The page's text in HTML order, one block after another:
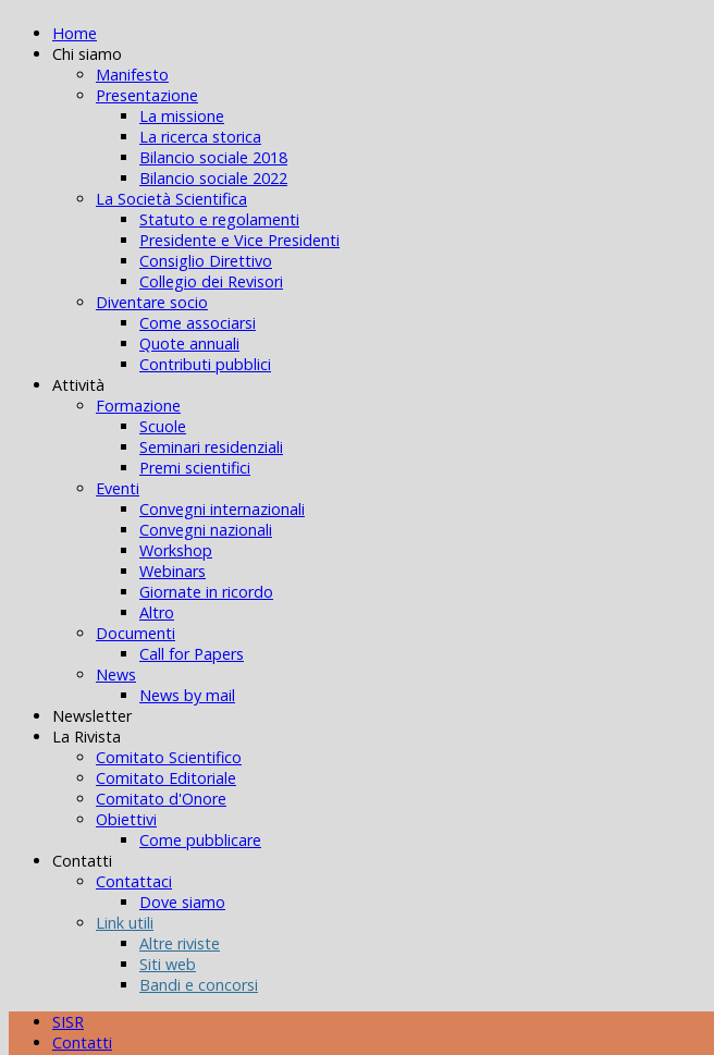
Home
Chi siamo
Manifesto
Presentazione
La missione
La ricerca storica
Bilancio sociale 2018
Bilancio sociale 2022
La Società Scientifica
Statuto e regolamenti
Presidente e Vice Presidenti
Consiglio Direttivo
Collegio dei Revisori
Diventare socio
Come associarsi
Quote annuali
Contributi pubblici
Attività
Formazione
Scuole
Seminari residenziali
Premi scientifici
Eventi
Convegni internazionali
Convegni nazionali
Workshop
Webinars
Giornate in ricordo
Altro
Documenti
Call for Papers
News
News by mail
Newsletter
La Rivista
Comitato Scientifico
Comitato Editoriale
Comitato d'Onore
Obiettivi
Come pubblicare
Contatti
Contattaci
Dove siamo
Link utili
Altre riviste
Siti web
Bandi e concorsi
SISR
Contatti